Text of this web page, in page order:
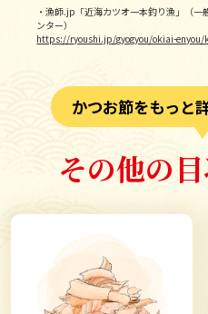
＜焙乾（ばいかん）・あん
後のカツオは表面だけが乾
せて内側の水分を拡散させ
へ。この作業を2週間ほど
分を抜いていきます。
われて黒くなり、ゴツゴツ
（あらぶし）」または「鬼
す。その荒節を削ったもの
「花かつお」となります。
ツオの強い風味が楽しめる
・漁師.jp「近海カツオ一本釣り漁」（
ンター）
https://ryoushi.jp/gyogyou/okiai-
かつお節をもっと
その他の